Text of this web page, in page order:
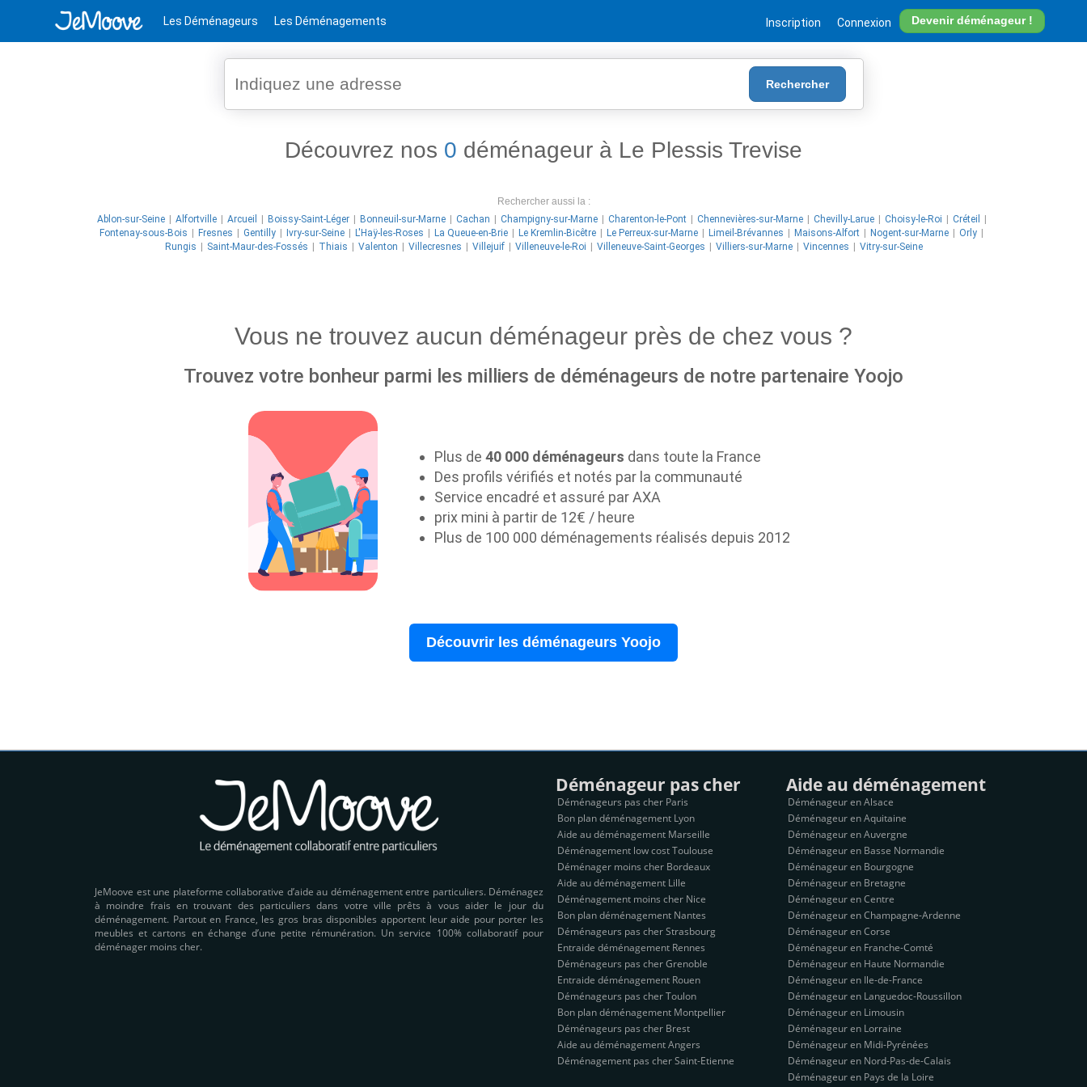
Les Déménageurs Les Déménagements Inscription Connexion Devenir déménageur !
Rechercher
Découvrez nos 0 déménageur à Le Plessis Trevise
Rechercher aussi la :
Ablon-sur-Seine
Alfortville Arcueil Boissy-Saint-Léger Bonneuil-sur-Marne Cachan Champigny-sur-Marne Charenton-le-Pont Chennevières-sur-Marne Chevilly-Larue Choisy-le-Roi
Créteil
Fontenay-sous-Bois
Fresnes Gentilly Ivry-sur-Seine L'Haÿ-les-Roses La Queue-en-Brie Le Kremlin-Bicêtre Le Perreux-sur-Marne Limeil-Brévannes Maisons-Alfort Nogent-sur-Marne
Orly
Rungis
Saint-Maur-des-Fossés Thiais Valenton Villecresnes Villejuif Villeneuve-le-Roi Villeneuve-Saint-Georges Villiers-sur-Marne Vincennes Vitry-sur-Seine
Vous ne trouvez aucun déménageur près de chez vous ?
Trouvez votre bonheur parmi les milliers de déménageurs de notre partenaire Yoojo
Plus de 40 000 déménageurs dans toute la France
Des profils vérifiés et notés par la communauté
Service encadré et assuré par AXA
prix mini à partir de 12€ / heure
Plus de 100 000 déménagements réalisés depuis 2012
Découvrir les déménageurs Yoojo
JeMoove est une plateforme collaborative d’aide au déménagement entre particuliers. Déménagez
à moindre frais en trouvant des particuliers dans votre ville prêts à vous aider le jour du
déménagement. Partout en France, les gros bras disponibles apportent leur aide pour porter les
meubles et cartons en échange d’une petite rémunération. Un service 100% collaboratif pour
déménager moins cher.
Déménageur pas cher
Déménageurs pas cher Paris
Bon plan déménagement Lyon
Aide au déménagement Marseille
Déménagement low cost Toulouse
Déménager moins cher Bordeaux
Aide au déménagement Lille
Déménagement moins cher Nice
Bon plan déménagement Nantes
Déménageurs pas cher Strasbourg
Entraide déménagement Rennes
Déménageurs pas cher Grenoble
Entraide déménagement Rouen
Déménageurs pas cher Toulon
Bon plan déménagement Montpellier
Déménageurs pas cher Brest
Aide au déménagement Angers
Déménagement pas cher Saint-Etienne
Aide au déménagement
Déménageur en Alsace
Déménageur en Aquitaine
Déménageur en Auvergne
Déménageur en Basse Normandie
Déménageur en Bourgogne
Déménageur en Bretagne
Déménageur en Centre
Déménageur en Champagne-Ardenne
Déménageur en Corse
Déménageur en Franche-Comté
Déménageur en Haute Normandie
Déménageur en Ile-de-France
Déménageur en Languedoc-Roussillon
Déménageur en Limousin
Déménageur en Lorraine
Déménageur en Midi-Pyrénées
Déménageur en Nord-Pas-de-Calais
Déménageur en Pays de la Loire